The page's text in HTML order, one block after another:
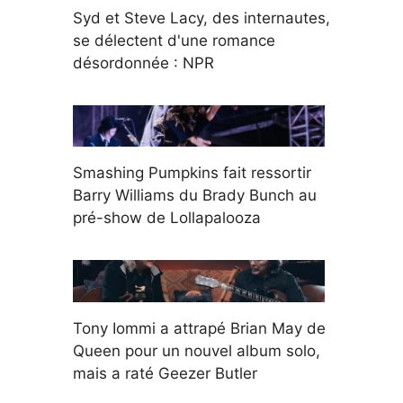
Syd et Steve Lacy, des internautes,
se délectent d'une romance
désordonnée : NPR
Smashing Pumpkins fait ressortir
Barry Williams du Brady Bunch au
pré-show de Lollapalooza
Tony Iommi a attrapé Brian May de
Queen pour un nouvel album solo,
mais a raté Geezer Butler